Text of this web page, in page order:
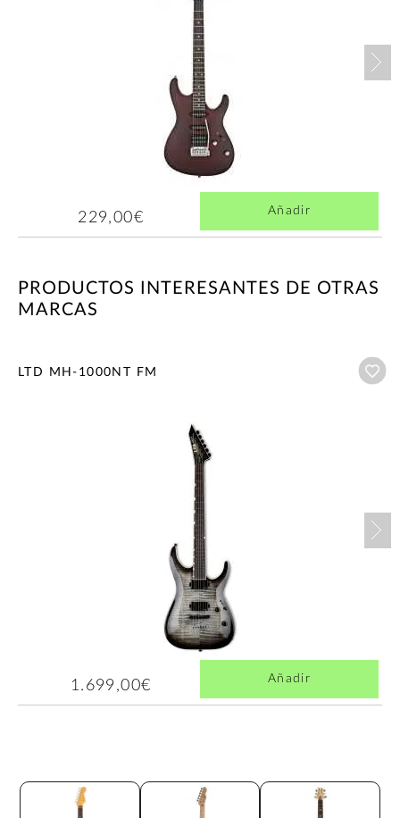
229,00€ Añadir
PRODUCTOS INTERESANTES DE OTRAS
MARCAS
LTD MH-1000NT FM
1.699,00€ Añadir